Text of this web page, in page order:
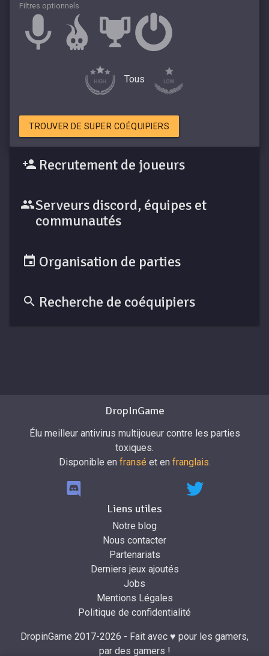
Filtres optionnels
Tous
TROUVER DE SUPER COÉQUIPIERS
Recrutement de joueurs
Serveurs discord, équipes et
communautés
Organisation de parties
Recherche de coéquipiers
DropInGame
Élu meilleur antivirus multijoueur contre les parties
toxiques.
Disponible en fransé et en franglais.
Liens utiles
Notre blog
Nous contacter
Partenariats
Derniers jeux ajoutés
Jobs
Mentions Légales
Politique de confidentialité
DropinGame 2017-2026 - Fait avec ♥ pour les gamers,
par des gamers !